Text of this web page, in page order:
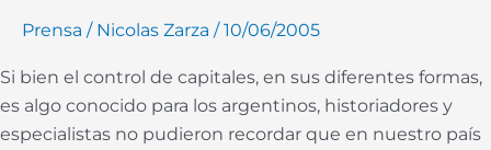
Prensa / Nicolas Zarza /10/06/2005
Si bien el control de capitales, en sus diferentes formas,
es algo conocido para los argentinos, historiadores y
especialistas no pudieron recordar que en nuestro país